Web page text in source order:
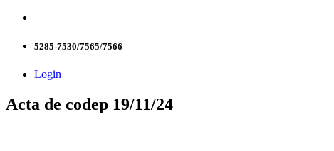
5285-7530/7565/7566
Login
Acta de codep 19/11/24